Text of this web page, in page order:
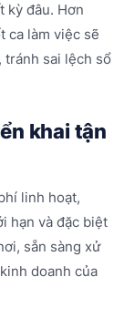
kỳ đâu. Hơn
ca làm việc sẽ
sai lệch sổ
khai tận
linh hoạt,
hạn và đặc biệt
sẵn sàng xử
doanh của